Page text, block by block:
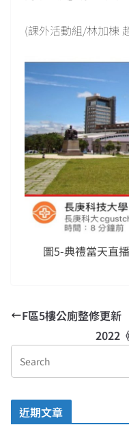
(課外活動組/林加棟
圖5-典禮當天直
F區5樓公廁整修更新
2022
近期文章